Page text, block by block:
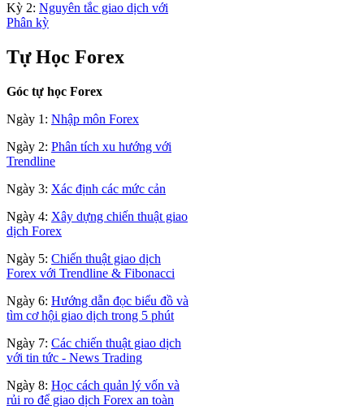
Kỳ 2: Nguyên tắc giao dịch với
Phân kỳ
Tự Học Forex
Góc tự học Forex
Ngày 1: Nhập môn Forex
Ngày 2: Phân tích xu hướng với
Trendline
Ngày 3: Xác định các mức cản
Ngày 4: Xây dựng chiến thuật giao
dịch Forex
Ngày 5: Chiến thuật giao dịch
Forex với Trendline & Fibonacci
Ngày 6: Hướng dẫn đọc biểu đồ và
tìm cơ hội giao dịch trong 5 phút
Ngày 7: Các chiến thuật giao dịch
với tin tức - News Trading
Ngày 8: Học cách quản lý vốn và
rủi ro để giao dịch Forex an toàn